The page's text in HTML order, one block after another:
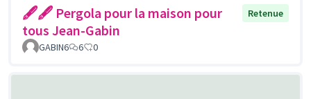
🖋🖋 Pergola pour la maison pour
tous Jean-Gabin
Retenue
GABIN6 6 0